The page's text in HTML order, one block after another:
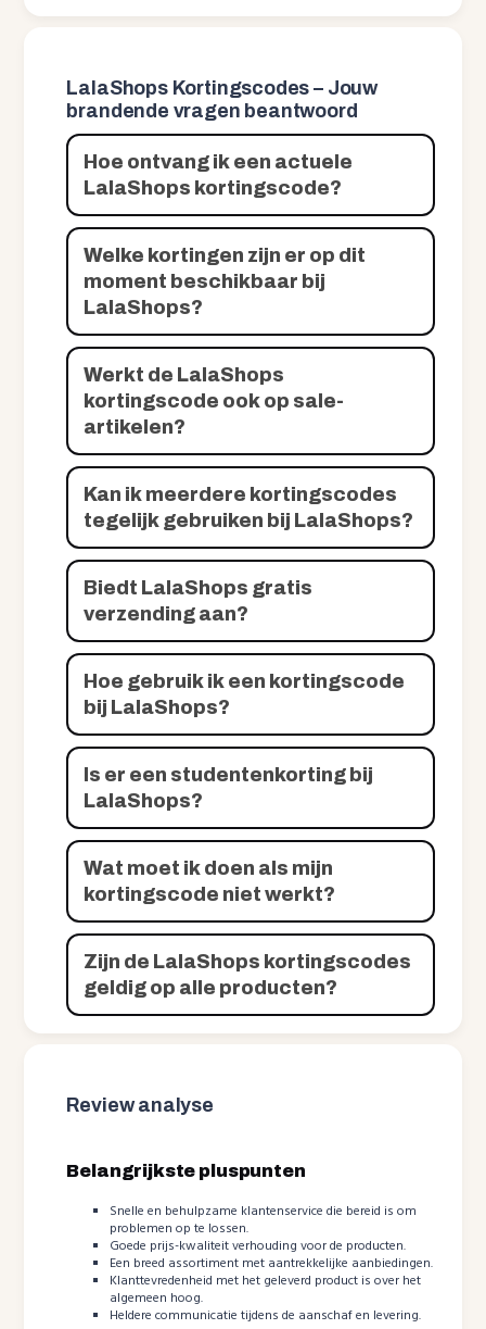
LalaShops Kortingscodes – Jouw
brandende vragen beantwoord
Hoe ontvang ik een actuele
LalaShops kortingscode?
Welke kortingen zijn er op dit
moment beschikbaar bij
LalaShops?
Werkt de LalaShops
kortingscode ook op sale-
artikelen?
Kan ik meerdere kortingscodes
tegelijk gebruiken bij LalaShops?
Biedt LalaShops gratis
verzending aan?
Hoe gebruik ik een kortingscode
bij LalaShops?
Is er een studentenkorting bij
LalaShops?
Wat moet ik doen als mijn
kortingscode niet werkt?
Zijn de LalaShops kortingscodes
geldig op alle producten?
Review analyse
Belangrijkste pluspunten
Snelle en behulpzame klantenservice die bereid is om
problemen op te lossen.
Goede prijs-kwaliteit verhouding voor de producten.
Een breed assortiment met aantrekkelijke aanbiedingen.
Klanttevredenheid met het geleverd product is over het
algemeen hoog.
Heldere communicatie tijdens de aanschaf en levering.